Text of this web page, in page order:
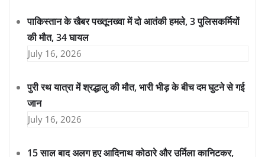
पाकिस्तान के खैबर पख्तूनख्वा में दो आतंकी हमले, 3 पुलिसकर्मियों
की मौत, 34 घायल
July 16, 2026
पुरी रथ यात्रा में श्रद्धालु की मौत, भारी भीड़ के बीच दम घुटने से गई
जान
July 16, 2026
15 साल बाद अलग हुए आदिनाथ कोठारे और उर्मिला कानिटकर,